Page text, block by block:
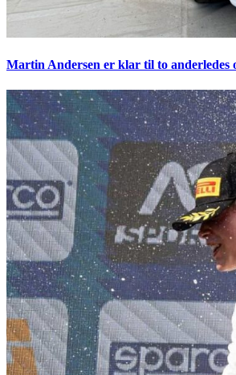
Martin Andersen er klar til to anderledes